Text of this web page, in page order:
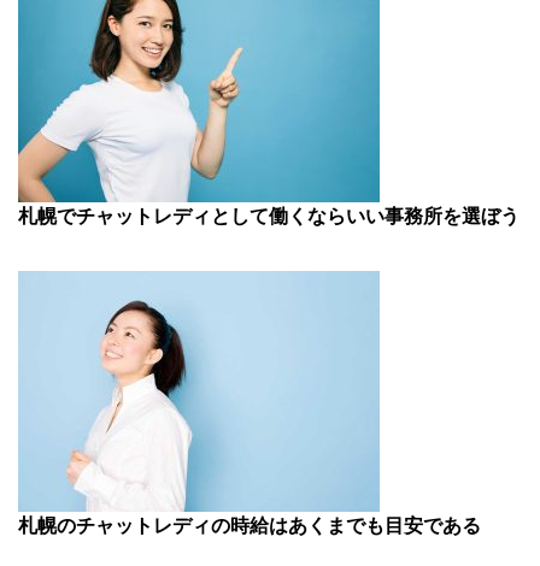
札幌でチャットレディとして働くならいい事務所を選ぼう
札幌のチャットレディの時給はあくまでも目安である